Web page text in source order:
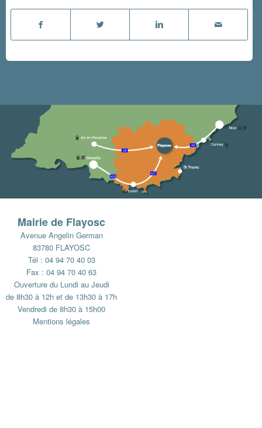
Mairie de Flayosc
Avenue Angelin German
83780 FLAYOSC
Tél : 04 94 70 40 03
Fax : 04 94 70 40 63
Ouverture du Lundi au Jeudi
de 8h30 à 12h et de 13h30 à 17h
Vendredi de 8h30 à 15h00
Mentions légales